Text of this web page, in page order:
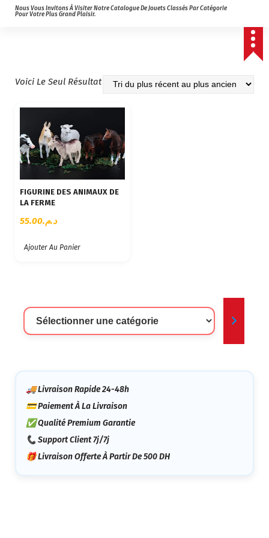
Nous Vous Invitons À Visiter Notre Catalogue De Jouets Classés Par Catégorie
Pour Votre Plus Grand Plaisir.
Voici Le Seul Résultat
FIGURINE DES ANIMAUX DE
LA FERME
د.م.55.00
Ajouter Au Panier
Sélectionner
🚚 Livraison Rapide 24-48h
💳 Paiement À La Livraison
✅ Qualité Premium Garantie
📞 Support Client 7j/7j
🎁 Livraison Offerte À Partir De 500 DH